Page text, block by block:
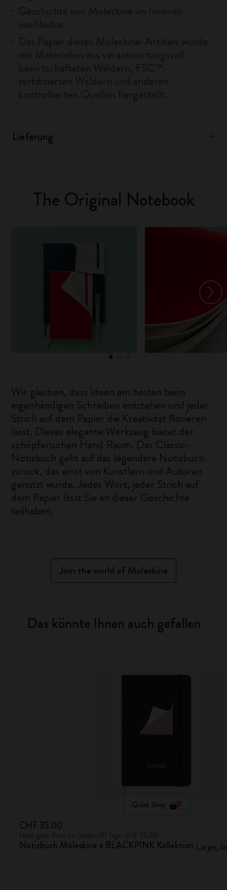
Lieferung
The Original Notebook
Wir glauben, dass Ideen am besten beim
eigenhändigen Schreiben entstehen und jeder
Strich auf dem Papier die Kreativität florieren
lässt. Dieses elegante Werkzeug bietet der
schöpferischen Hand Raum. Das Classic-
Notizbuch geht auf das legendäre Notizbuch
zurück, das einst von Künstlern und Autoren
genutzt wurde. Jedes Wort, jeder Strich auf
dem Papier lässt Sie an dieser Geschichte
teilhaben.
Join the world of Moleskine
Das könnte Ihnen auch gefallen
Quick Shop
CHF 35.00
Notizbuch Moleskine x BLACKPINK Kollektion Large,